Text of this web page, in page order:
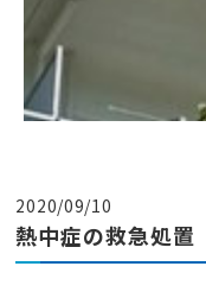
2020/09/10
熱中症の救急処置